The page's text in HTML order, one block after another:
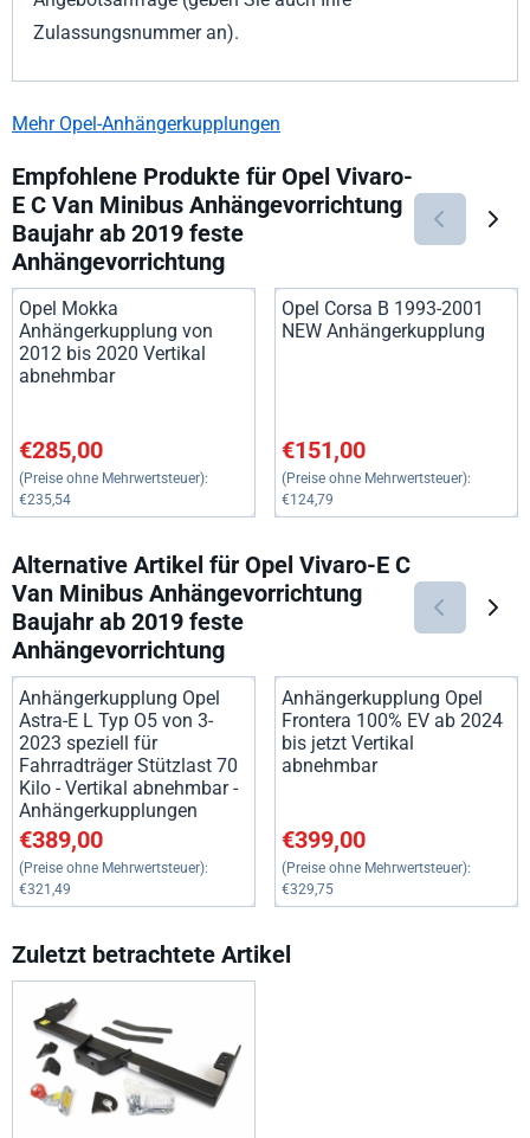
Zulassungsnummer an).
Mehr Opel-Anhängerkupplungen
Empfohlene Produkte für Opel Vivaro-
E C Van Minibus Anhängevorrichtung
Baujahr ab 2019 feste
Anhängevorrichtung
Opel Mokka
Anhängerkupplung von
2012 bis 2020 Vertikal
abnehmbar
Preis: 285,00, ohne MwSt.: 235,54
€285,00
(Preise ohne Mehrwertsteuer):
€235,54
Opel Corsa B 1993-2001
NEW Anhängerkupplung
Preis: 151,00, ohne MwSt.:
€151,00
(Preise ohne Mehrwertsteuer):
€124,79
Alternative Artikel für Opel Vivaro-E C
Van Minibus Anhängevorrichtung
Baujahr ab 2019 feste
Anhängevorrichtung
Anhängerkupplung Opel
Astra-E L Typ O5 von 3-
2023 speziell für
Fahrradträger Stützlast 70
Kilo - Vertikal abnehmbar -
Anhängerkupplungen
Preis: 389,00, ohne MwSt.: 321,49
€389,00
(Preise ohne Mehrwertsteuer):
€321,49
Anhängerkupplung Opel
Frontera 100% EV ab 2024
bis jetzt Vertikal
abnehmbar
Preis: 399,00, ohne MwSt.:
€399,00
(Preise ohne Mehrwertsteuer):
€329,75
Zuletzt betrachtete Artikel